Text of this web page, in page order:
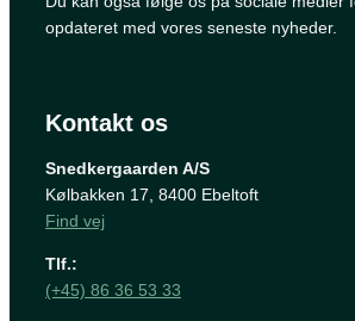
opdateret med vores seneste nyheder.
Kontakt os
Snedkergaarden A/S
Kølbakken 17, 8400 Ebeltoft
Find vej
Tlf.:
(+45) 86 36 53 33